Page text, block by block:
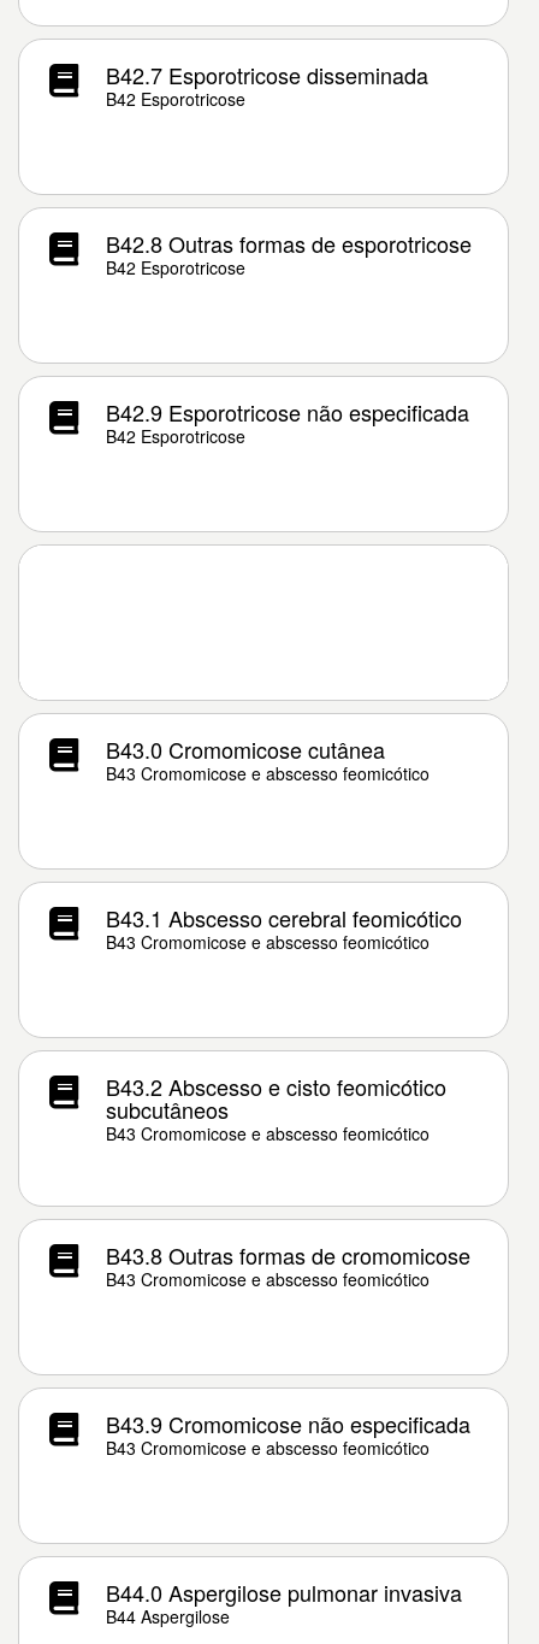
B42.7 Esporotricose disseminada
B42 Esporotricose
B42.8 Outras formas de esporotricose
B42 Esporotricose
B42.9 Esporotricose não especificada
B42 Esporotricose
B43.0 Cromomicose cutânea
B43 Cromomicose e abscesso feomicótico
B43.1 Abscesso cerebral feomicótico
B43 Cromomicose e abscesso feomicótico
B43.2 Abscesso e cisto feomicótico
subcutâneos
B43 Cromomicose e abscesso feomicótico
B43.8 Outras formas de cromomicose
B43 Cromomicose e abscesso feomicótico
B43.9 Cromomicose não especificada
B43 Cromomicose e abscesso feomicótico
B44.0 Aspergilose pulmonar invasiva
B44 Aspergilose